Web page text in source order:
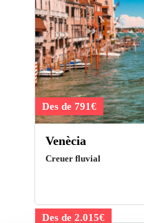
Des de 791€
Venècia
Creuer fluvial
Des de 2.015€